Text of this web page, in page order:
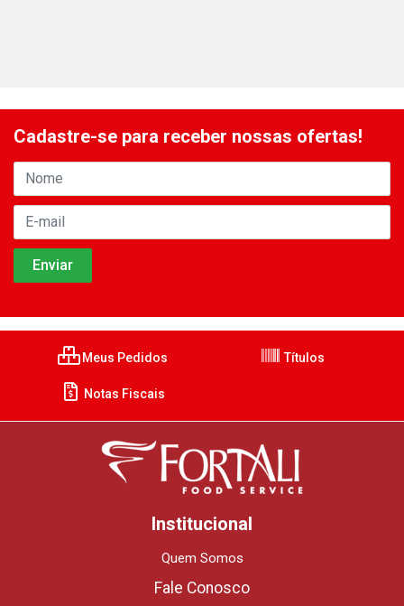
Cadastre-se para receber nossas ofertas!
Meus Pedidos Títulos
Notas Fiscais
Institucional
Quem Somos
Fale Conosco